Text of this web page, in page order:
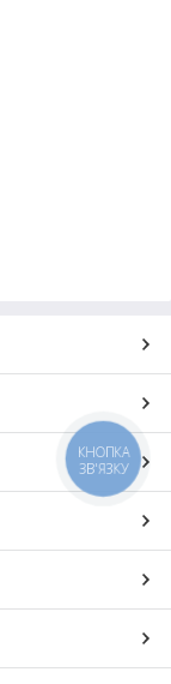
КНОПКА
ЗВ'ЯЗКУ